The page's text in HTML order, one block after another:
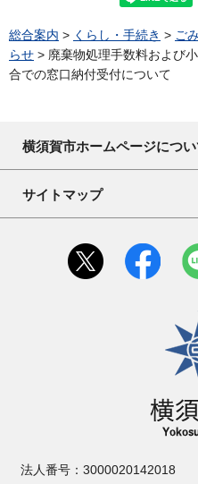
総合案内 > くらし・手続き > ご
らせ > 廃棄物処理手数料および
合での窓口納付受付について
横須賀市ホームページについ
サイトマップ
横須賀
法人番号：3000020142018